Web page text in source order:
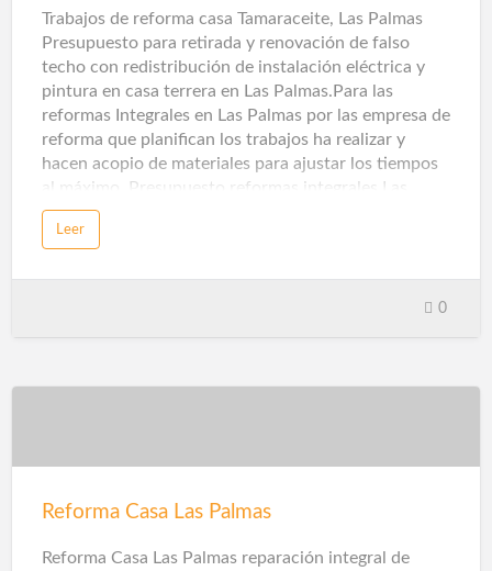
Trabajos de reforma casa Tamaraceite, Las Palmas
Presupuesto para retirada y renovación de falso
techo con redistribución de instalación eléctrica y
pintura en casa terrera en Las Palmas.Para las
reformas Integrales en Las Palmas por las empresa de
reforma que planifican los trabajos ha realizar y
hacen acopio de materiales para ajustar los tiempos
al máximo. Presupuesto reformas integrales Las
Palmas Empresa de Reformas Baratas Las Palmas
para realizar trabajos de obras y reformas integrales
apartamentos, chalets, edificios
comunitarios.Construcciones Reformas Las Palmas
Leer
0
Reforma Casa Las Palmas
Reforma Casa Las Palmas reparación integral de